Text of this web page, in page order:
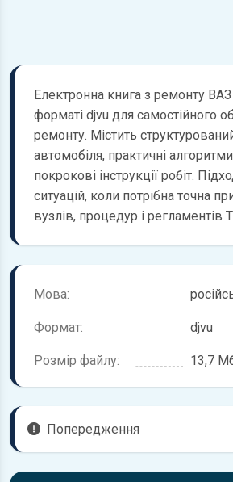
Електронна книга з ремонту
форматі djvu для самостійного
ремонту. Містить
автомобіля, практичні
покрокові інструкції робіт.
ситуацій, коли потрібна точна
вузлів, процедур і регламентів
Мова:
Формат: djvu
Розмір файлу: 13,7
Попередження
Перед завантаженням ознайомтесь з